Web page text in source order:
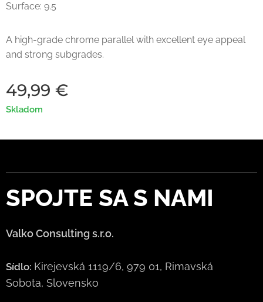
Surface: 9.5
A high-grade chrome parallel with excellent eye appeal
and strong subgrades.
49,99 €
Skladom
SPOJTE SA S NAMI
Valko Consulting s.r.o.
Sídlo: Kirejevská 1119/6, 979 01, Rimavská
Sobota, Slovensko